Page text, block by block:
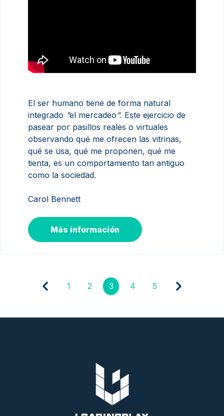
El ser humano tiene de forma natural
integrado "el mercadeo ". Este ejercicio de
pasear por pasillos reales o virtuales
observando qué me ofrecen las vitrinas,
qué se usa, qué me proponen, qué me
tienta, es un comportamiento tan antiguo
como la sociedad.
Carol Bennett
Más información
1 2 3 4 5